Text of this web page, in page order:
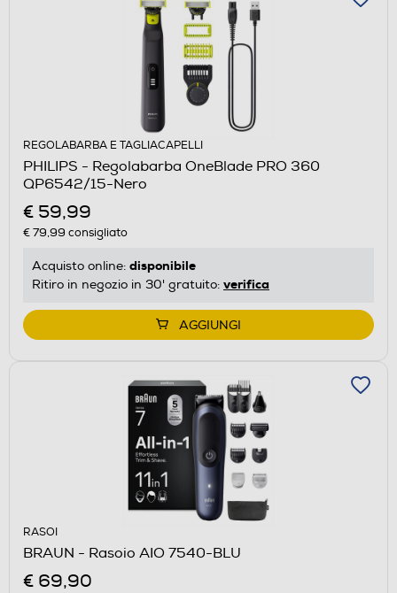
REGOLABARBA E TAGLIACAPELLI
PHILIPS - Regolabarba OneBlade PRO 360
QP6542/15-Nero
€ 59,99
€ 79,99 consigliato
Acquisto online: disponibile
Ritiro in negozio in 30' gratuito: verifica
AGGIUNGI
RASOI
BRAUN - Rasoio AIO 7540-BLU
€ 69,90